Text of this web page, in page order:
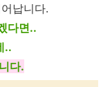
납니다.
다면..
..
다.